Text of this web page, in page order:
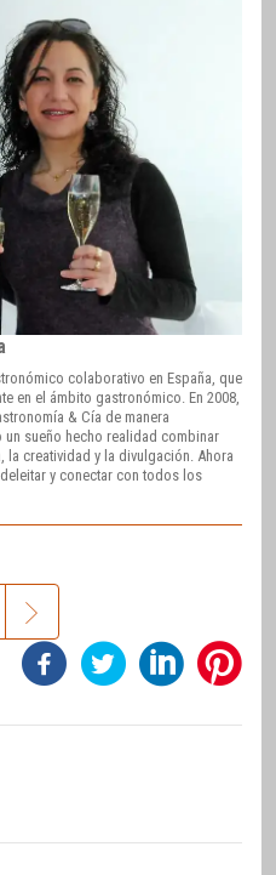
colaborativo en España, que
en el ámbito gastronómico. En 2008,
& Cía de manera
sueño hecho realidad combinar
creatividad y la divulgación. Ahora
y conectar con todos los